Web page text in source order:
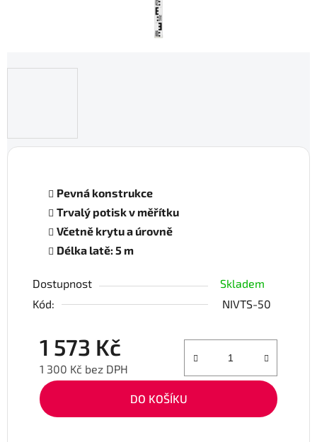
Pevná konstrukce
Trvalý potisk v měřítku
Včetně krytu a úrovně
Délka latě: 5 m
Dostupnost
Skladem
Kód:
NIVTS-50
1 573 Kč
1 300 Kč bez DPH
Měrná cena:
DO KOŠÍKU